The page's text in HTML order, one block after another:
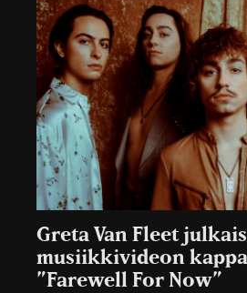
Greta Van Fleet
musiikkivideon
”Farewell For Now”